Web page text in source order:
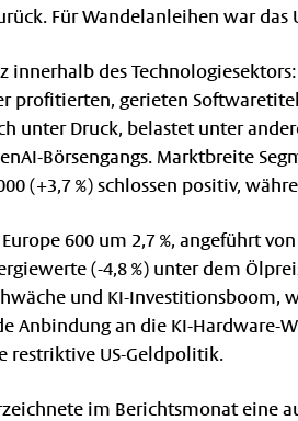
Für Wandelanleihen war
innerhalb des
profitierten, gerieten
unter Druck, belastet unter
Börsengangs. Marktbreite
(+3,7 %) schlossen positiv,
600 um 2,7 %, angeführt
(-4,8 %) unter dem
und KI-Investitionsboom,
Anbindung an die KI-Hardware-
US-Geldpolitik.
im Berichtsmonat eine